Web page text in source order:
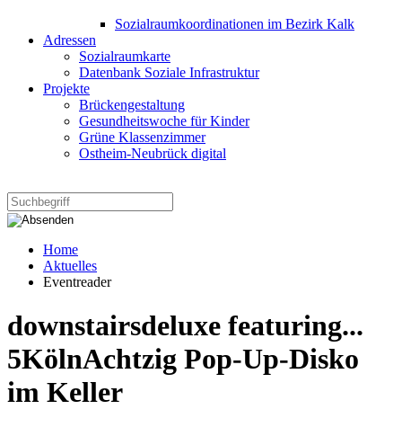
Sozialraumkoordinationen im Bezirk Kalk
Adressen
Sozialraumkarte
Datenbank Soziale Infrastruktur
Projekte
Brückengestaltung
Gesundheitswoche für Kinder
Grüne Klassenzimmer
Ostheim-Neubrück digital
Home
Aktuelles
Eventreader
downstairsdeluxe featuring...
5KölnAchtzig Pop-Up-Disko
im Keller